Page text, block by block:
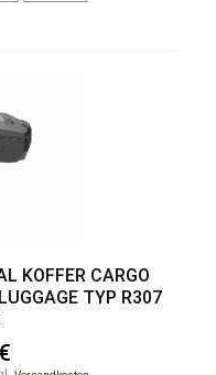
KOFFER CARGO
TYP R307